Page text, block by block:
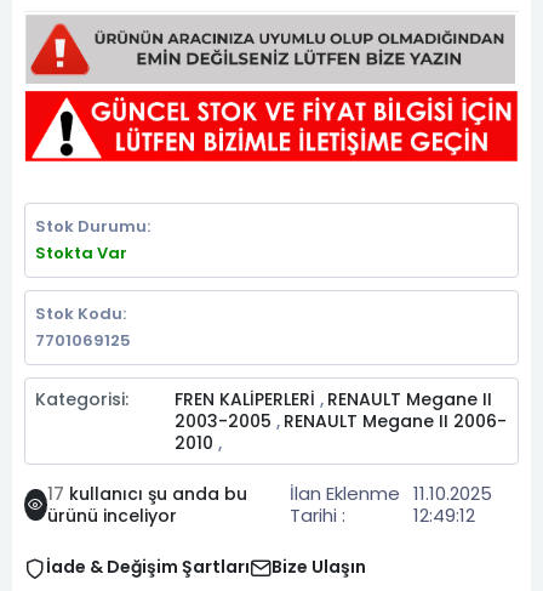
Stok Durumu:
Stokta Var
Stok Kodu:
7701069125
Kategorisi: FREN KALİPERLERİ , RENAULT Megane II
2003-2005 , RENAULT Megane II 2006-
2010 ,
17 kullanıcı şu anda bu
ürünü inceliyor
İlan Eklenme
Tarihi :
11.10.2025
12:49:12
İade & Değişim Şartları Bize Ulaşın